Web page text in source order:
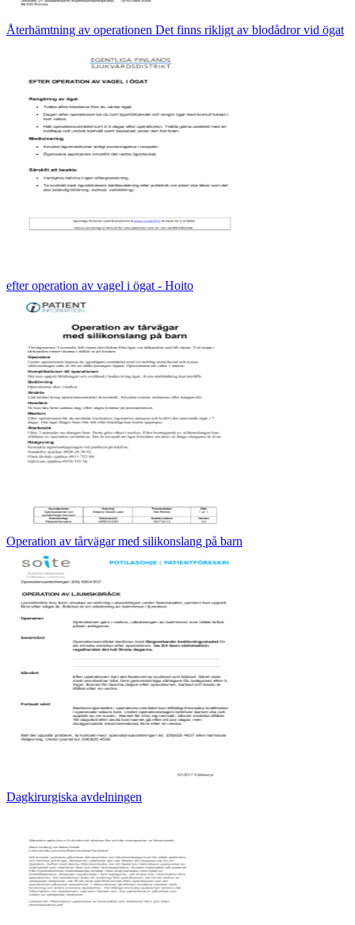
Återhämtning av operationen Det finns rikligt av blodådror vid ögat
efter operation av vagel i ögat - Hoito
Operation av tårvägar med silikonslang på barn
Dagkirurgiska avdelningen